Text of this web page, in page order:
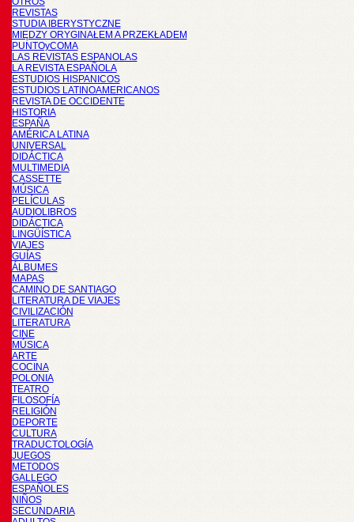
REVISTAS
STUDIA IBERYSTYCZNE
MIĘDZY ORYGINAŁEM A PRZEKŁADEM
PUNTOyCOMA
LAS REVISTAS ESPANOLAS
LA REVISTA ESPAÑOLA
ESTUDIOS HISPANICOS
ESTUDIOS LATINOAMERICANOS
REVISTA DE OCCIDENTE
HISTORIA
ESPAÑA
AMÉRICA LATINA
UNIVERSAL
DIDÁCTICA
MULTIMEDIA
CASSETTE
MÚSICA
PELÍCULAS
AUDIOLIBROS
DIDÁCTICA
LINGÜÍSTICA
VIAJES
GUÍAS
ÁLBUMES
MAPAS
CAMINO DE SANTIAGO
LITERATURA DE VIAJES
CIVILIZACIÓN
LITERATURA
CINE
MÚSICA
ARTE
COCINA
POLONIA
TEATRO
FILOSOFÍA
RELIGIÓN
DEPORTE
CULTURA
TRADUCTOLOGÍA
JUEGOS
METODOS
GALLEGO
ESPAÑOLES
NIÑOS
SECUNDARIA